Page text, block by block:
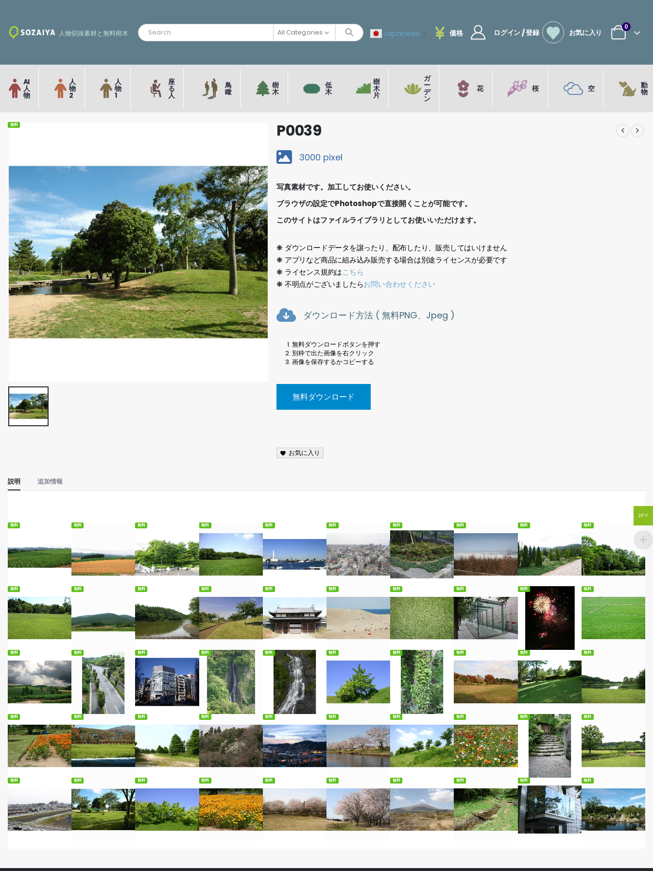
人物切抜素材と無料樹木 All Categories Japanese ▼ 価格 ログイン / 登録 お気に入り
0
AI
人
物
人
物
2
人
物
1
座
る
人
鳥
瞰
樹
木
低
木
樹
木
片
ガ
ー
デ
ン
花 桜 空 動
物
無料 P0039
3000 pixel
写真素材です。加工してお使いください。
ブラウザの設定でPhotoshopで直接開くことが可能です。
このサイトはファイルライブラリとしてお使いいただけます。
❋ ダウンロードデータを譲ったり、配布したり、販売してはいけません
❋ アプリなど商品に組み込み販売する場合は別途ライセンスが必要です
❋ ライセンス規約はこちら
❋ 不明点がございましたらお問い合わせください
ダウンロード方法 ( 無料PNG、Jpeg )
無料ダウンロードボタンを押す
別枠で出た画像を右クリック
画像を保存するかコピーする
無料ダウンロード
お気に入り
説明 追加情報
無料
無料ダウンロード
無料
無料ダウンロード
無料
無料ダウンロード
無料
無料ダウンロード
無料
無料ダウンロード
無料
無料ダウンロード
無料
無料ダウンロード
無料
無料ダウンロード
無料
無料ダウンロード
無料
無料ダウンロード
無料
無料ダウンロード
無料
無料ダウンロード
無料
無料ダウンロード
無料
無料ダウンロード
無料
無料ダウンロード
無料
無料ダウンロード
無料
無料ダウンロード
無料
無料ダウンロード
無料
無料ダウンロード
無料
無料ダウンロード
無料
無料ダウンロード
無料
無料ダウンロード
無料
無料ダウンロード
無料
無料ダウンロード
無料
無料ダウンロード
無料
無料ダウンロード
無料
無料ダウンロード
無料
無料ダウンロード
無料
無料ダウンロード
無料
無料ダウンロード
無料
無料ダウンロード
無料
無料ダウンロード
無料
無料ダウンロード
無料
無料ダウンロード
無料
無料ダウンロード
無料
無料ダウンロード
無料
無料ダウンロード
無料
無料ダウンロード
無料
無料ダウンロード
無料
無料ダウンロード
無料
無料ダウンロード
無料
無料ダウンロード
無料
無料ダウンロード
無料
無料ダウンロード
無料
無料ダウンロード
無料
無料ダウンロード
無料
無料ダウンロード
無料
無料ダウンロード
無料
無料ダウンロード
無料
無料ダウンロード
JPY